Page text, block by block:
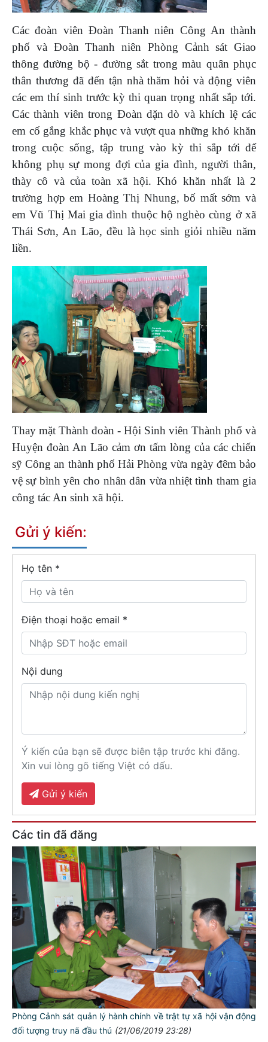
Các đoàn viên Đoàn Thanh niên Công An thành
phố và Đoàn Thanh niên Phòng Cảnh sát Giao
thông đường bộ - đường sắt trong màu quân phục
thân thương đã đến tận nhà thăm hỏi và động viên
các em thí sinh trước kỳ thi quan trọng nhất sắp tới.
Các thành viên trong Đoàn dặn dò và khích lệ các
em cố gắng khắc phục và vượt qua những khó khăn
trong cuộc sống, tập trung vào kỳ thi sắp tới để
không phụ sự mong đợi của gia đình, người thân,
thày cô và của toàn xã hội. Khó khăn nhất là 2
trường hợp em Hoàng Thị Nhung, bố mất sớm và
em Vũ Thị Mai gia đình thuộc hộ nghèo cùng ở xã
Thái Sơn, An Lão, đều là học sinh giỏi nhiều năm
liền.
Thay mặt Thành đoàn - Hội Sinh viên Thành phố và
Huyện đoàn An Lão cảm ơn tấm lòng của các chiến
sỹ Công an thành phố Hải Phòng vừa ngày đêm bảo
vệ sự bình yên cho nhân dân vừa nhiệt tình tham gia
công tác An sinh xã hội.
Gửi ý kiến:
Họ tên *
Điện thoại hoặc email *
Nội dung
Ý kiến của bạn sẽ được biên tập trước khi đăng.
Xin vui lòng gõ tiếng Việt có dấu.
Gửi ý kiến
Các tin đã đăng
Phòng Cảnh sát quản lý hành chính về trật tự xã hội vận động
đối tượng truy nã đầu thú (21/06/2019 23:28)